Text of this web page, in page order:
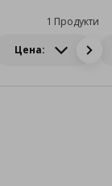
Цена:
1 Продукти